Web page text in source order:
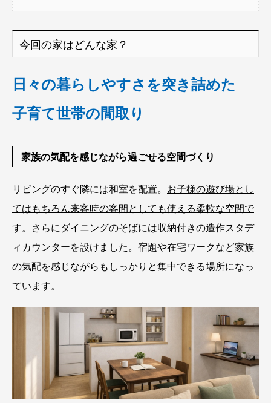
今回の家はどんな家？
日々の暮らしやすさを突き詰めた
子育て世帯の間取り
家族の気配を感じながら過ごせる空間づくり
リビングのすぐ隣には和室を配置。 お子様の遊び場とし
てはもちろん来客時の客間としても使える柔軟な空間で
す。 さらにダイニングのそばには収納付きの造作スタデ
ィカウンターを設けました。宿題や在宅ワークなど家族
の気配を感じながらもしっかりと集中できる場所になっ
ています。